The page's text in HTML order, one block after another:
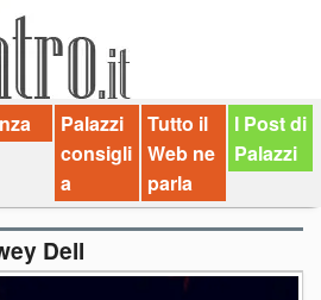
Palazzi
consigli
a
Tutto il
Web ne
parla
I Post di
Palazzi
Dell